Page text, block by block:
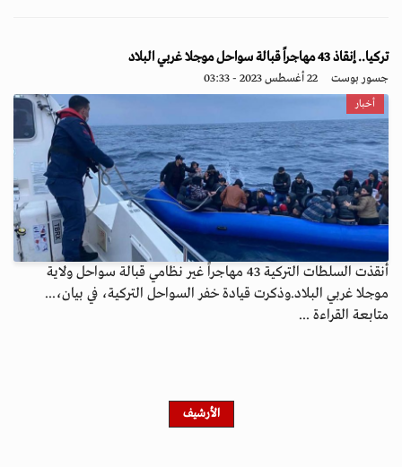
تركيا.. إنقاذ 43 مهاجراً قبالة سواحل موجلا غربي البلاد
جسور بوست 22 أغسطس 2023 - 03:33
أخبار
أنقذت السلطات التركية 43 مهاجراً غير نظامي قبالة سواحل ولاية
موجلا غربي البلاد.وذكرت قيادة خفر السواحل التركية، في بيان،...
متابعة القراءة ...
الأرشيف